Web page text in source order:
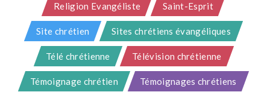
Religion Evangéliste Saint-Esprit
Site chrétien Sites chrétiens évangéliques
Télé chrétienne Télévision chrétienne
Témoignage chrétien Témoignages chrétiens